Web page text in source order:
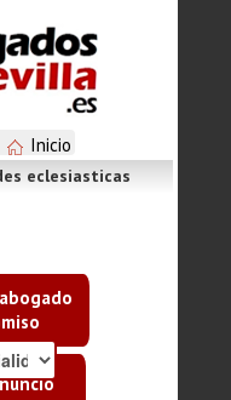
Inicio
eclesiasticas